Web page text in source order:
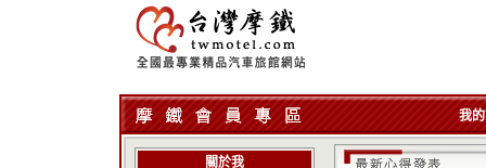
我
關於我